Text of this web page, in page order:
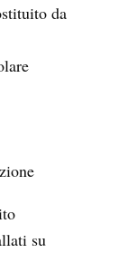
da
su